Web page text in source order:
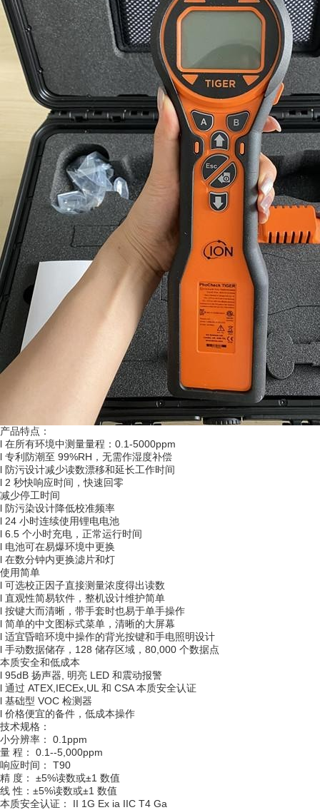
产品特点：
l 在所有环境中测量量程：0.1-5000ppm
l 专利防潮至 99%RH，无需作湿度补偿
l 防污设计减少读数漂移和延长工作时间
l 2 秒快响应时间，快速回零
减少停工时间
l 防污染设计降低校准频率
l 24 小时连续使用锂电电池
l 6.5 个小时充电，正常运行时间
l 电池可在易爆环境中更换
l 在数分钟内更换滤片和灯
使用简单
l 可选校正因子直接测量浓度得出读数
l 直观性简易软件，整机设计维护简单
l 按键大而清晰，带手套时也易于单手操作
l 简单的中文图标式菜单，清晰的大屏幕
l 适宜昏暗环境中操作的背光按键和手电照明设计
l 手动数据储存，128 储存区域，80,000 个数据点
本质安全和低成本
l 95dB 扬声器, 明亮 LED 和震动报警
l 通过 ATEX,IECEx,UL 和 CSA 本质安全认证
l 基础型 VOC 检测器
l 价格便宜的备件，低成本操作
技术规格：
小分辨率： 0.1ppm
量 程： 0.1--5,000ppm
响应时间： T90
精 度： ±5%读数或±1 数值
线 性：±5%读数或±1 数值
本质安全认证： II 1G Ex ia IIC T4 Ga